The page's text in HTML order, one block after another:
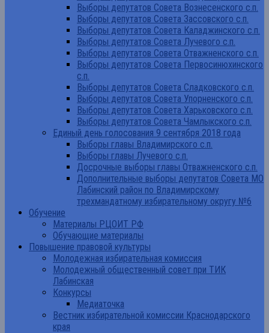
Выборы депутатов Совета Вознесенского с.п.
Выборы депутатов Совета Зассовского с.п.
Выборы депутатов Совета Каладжинского с.п.
Выборы депутатов Совета Лучевого с.п.
Выборы депутатов Совета Отважненского с.п.
Выборы депутатов Совета Первосинюхинского
с.п.
Выборы депутатов Совета Сладковского с.п.
Выборы депутатов Совета Упорненского с.п.
Выборы депутатов Совета Харьковского с.п.
Выборы депутатов Совета Чамлыкского с.п.
Единый день голосования 9 сентября 2018 года
Выборы главы Владимирского с.п.
Выборы главы Лучевого с.п.
Досрочные выборы главы Отважненского с.п.
Дополнительные выборы депутатов Совета МО
Лабинский район по Владимирскому
трехмандатному избирательному округу №6
Обучение
Материалы РЦОИТ РФ
Обучающие материалы
Повышение правовой культуры
Молодежная избирательная комиссия
Молодежный общественный совет при ТИК
Лабинская
Конкурсы
Медиаточка
Вестник избирательной комиссии Краснодарского
края